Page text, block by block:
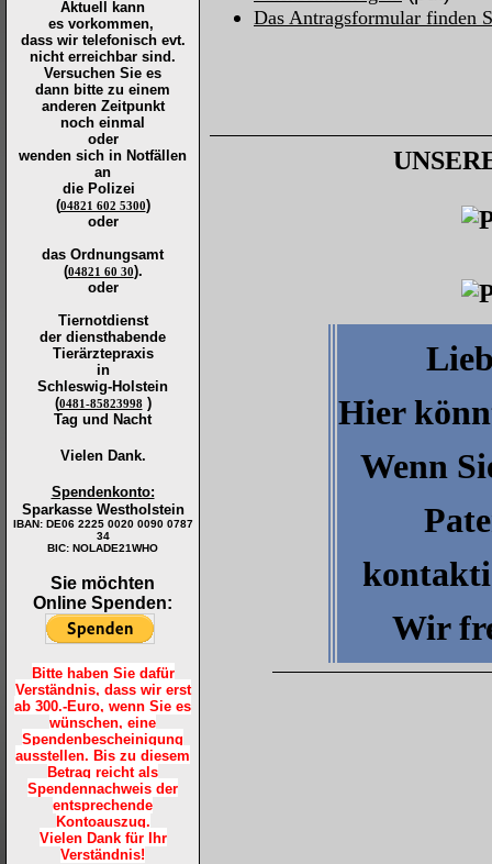
Aktuell kann
es vorkommen,
dass wir telefonisch evt.
nicht erreichbar sind.
Versuchen Sie es
dann bitte zu einem
anderen Zeitpunkt
noch einmal
oder
wenden sich in Notfällen
an
die Polizei
(04821 602 5300)
oder
das Ordnungsamt
(04821 60 30).
oder
Tiernotdienst
der diensthabende
Tierärztepraxis
in
Schleswig-Holstein
(0481-85823998 )
Tag und Nacht
Vielen Dank.
Spendenkonto:
Sparkasse Westholstein
IBAN: DE06 2225 0020 0090 0787
34
BIC: NOLADE21WHO
Sie möchten
Online Spenden:
Bitte haben Sie dafür
Verständnis, dass wir erst
ab 300.-Euro, wenn Sie es
wünschen, eine
Spendenbescheinigung
ausstellen. Bis zu diesem
Betrag reicht als
Spendennachweis der
entsprechende
Kontoauszug.
Vielen Dank für Ihr
Verständnis!
Das Antragsformular finden
Hier
Wenn
Wir